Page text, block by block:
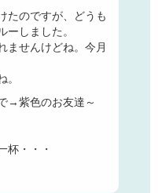
たのですが、どうも
ーしました。
ませんけどね。今月
→紫色のお友達～
杯・・・